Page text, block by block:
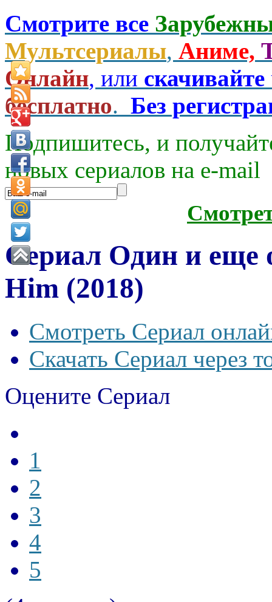
Смотрите все
Мультсериалы, Аниме,
Онлайн, или скачивайте
бесплатно. Без
Подпишитесь, и
новых сериалов на e-mаil
Сериал Один и еще
Him (2018)
Смотреть Сериал
Скачать Сериал через
Оцените Сериал
1
2
3
4
5